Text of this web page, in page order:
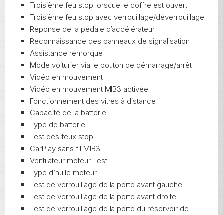
Troisième feu stop lorsque le coffre est ouvert
Troisième feu stop avec verrouillage/déverrouillage
Réponse de la pédale d’accélérateur
Reconnaissance des panneaux de signalisation
Assistance remorque
Mode voiturier via le bouton de démarrage/arrêt
Vidéo en mouvement
Vidéo en mouvement MIB3 activée
Fonctionnement des vitres à distance
Capacité de la batterie
Type de batterie
Test des feux stop
CarPlay sans fil MIB3
Ventilateur moteur Test
Type d’huile moteur
Test de verrouillage de la porte avant gauche
Test de verrouillage de la porte avant droite
Test de verrouillage de la porte du réservoir de